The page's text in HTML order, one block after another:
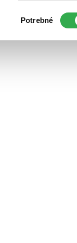
súhlasu
Potrebné